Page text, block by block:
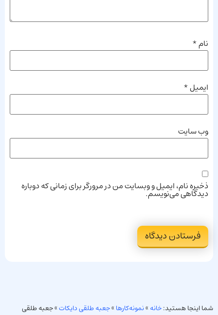
نام*
ایمیل*
وب‌ سایت
ذخیره نام، ایمیل و وبسایت من در مرورگر برای زمانی که دوباره
دیدگاهی می‌نویسم.
شما اینجا هستید:خانه»نمونه‌کارها»جعبه طلقی دایکات»جعبه طلقی